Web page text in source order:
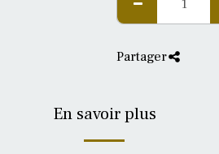
Partager
En savoir plus